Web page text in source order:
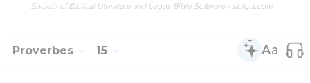
Society of Biblical Literature and Logos Bible Software - sblgnt.com
Proverbes 15